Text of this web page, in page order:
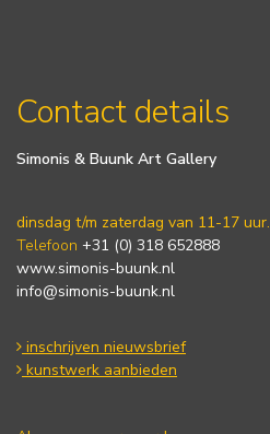
Contact details
Simonis & Buunk Art Gallery
dinsdag t/m zaterdag van 11-17 uur.
Telefoon +31 (0) 318 652888
www.simonis-buunk.nl
info@simonis-buunk.nl
inschrijven nieuwsbrief
kunstwerk aanbieden